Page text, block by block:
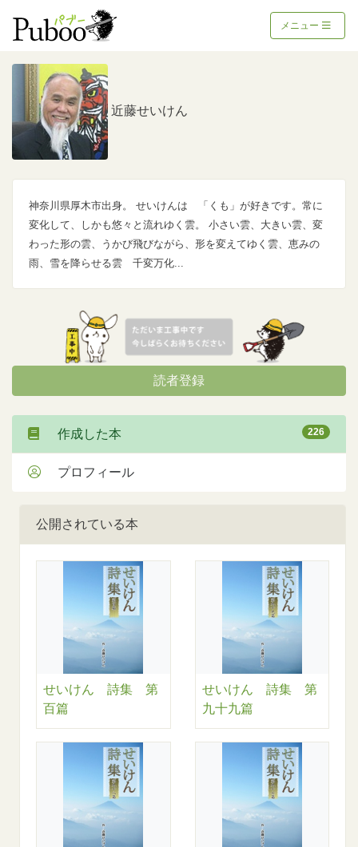
メニュー
公開されている本
せいけん 詩集 第
百篇
せいけん 詩集 第
九十九篇
近藤せいけん
神奈川県厚木市出身。 せいけんは 「くも」が好きです。常に
変化して、しかも悠々と流れゆく雲。 小さい雲、大きい雲、変
わった形の雲、うかび飛びながら、形を変えてゆく雲、恵みの
雨、雪を降らせる雲 千変万化...
読者登録
作成した本 226
プロフィール